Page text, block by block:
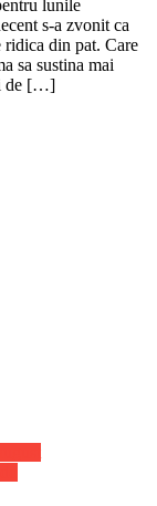
lunile
s-a zvonit ca
ridica din pat. Care
sa sustina mai
de […]